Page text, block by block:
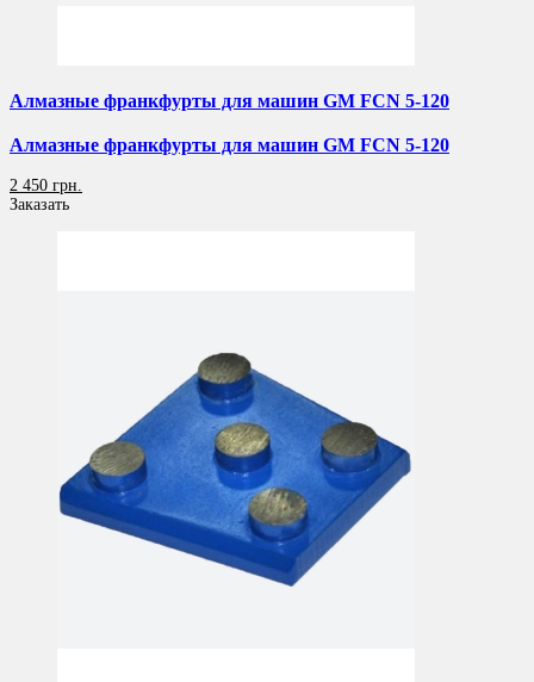
Алмазные франкфурты для машин GM FCN 5-120
Алмазные франкфурты для машин GM FCN 5-120
2 450 грн.
Заказать